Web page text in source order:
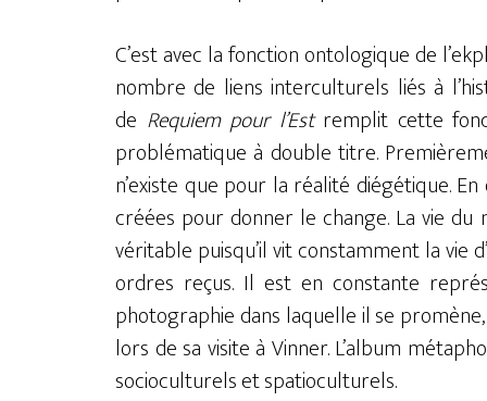
C’est avec la fonction ontologique de
nombre de liens interculturels liés à
de Requiem pour l’Estremplit cette
problématique à double titre.
n’existe que pour la réalité diégétique.
créées pour donner le change. La vie
véritable puisqu’il vit constamment la vie
ordres reçus. Il est en constante
photographie dans laquelle il se
lors de sa visite à Vinner. L’album
socioculturels et spatioculturels.